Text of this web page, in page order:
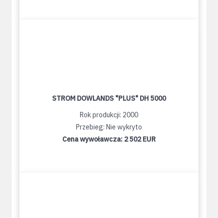
STROM DOWLANDS "PLUS" DH 5000
Rok produkcji: 2000
Przebieg: Nie wykryto
Cena wywoławcza: 2 502 EUR